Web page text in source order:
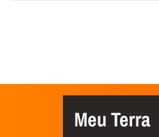
Meu Terra